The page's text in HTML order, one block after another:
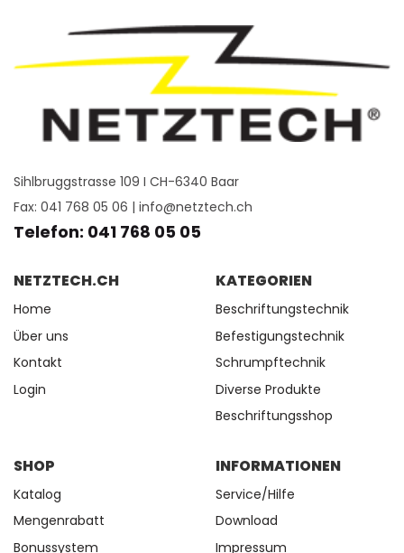
Sihlbruggstrasse 109 I CH-6340 Baar
Fax: 041 768 05 06 | info@netztech.ch
Telefon: 041 768 05 05
NETZTECH.CH
Home
Über uns
Kontakt
Login
KATEGORIEN
Beschriftungstechnik
Befestigungstechnik
Schrumpftechnik
Diverse Produkte
Beschriftungsshop
SHOP
Katalog
Mengenrabatt
Bonussystem
INFORMATIONEN
Service/Hilfe
Download
Impressum